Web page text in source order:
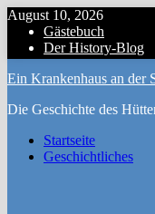
Zum
Inhalt
springen
August 10, 2026
Gästebuch
Der History-Blog
Ein Krankenhaus an der
Die Geschichte des
Startseite
Geschichtliches